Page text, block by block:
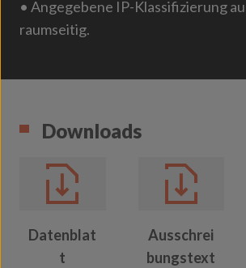
• Angegebene IP-Klassifizierung
raumseitig.
Downloads
Datenblat
t
Ausschrei
bungstext